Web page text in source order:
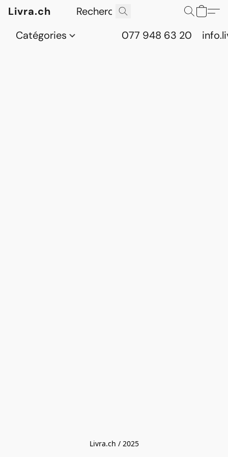
Livra.ch
Catégories
077 948 63 20
Livra.ch / 2025